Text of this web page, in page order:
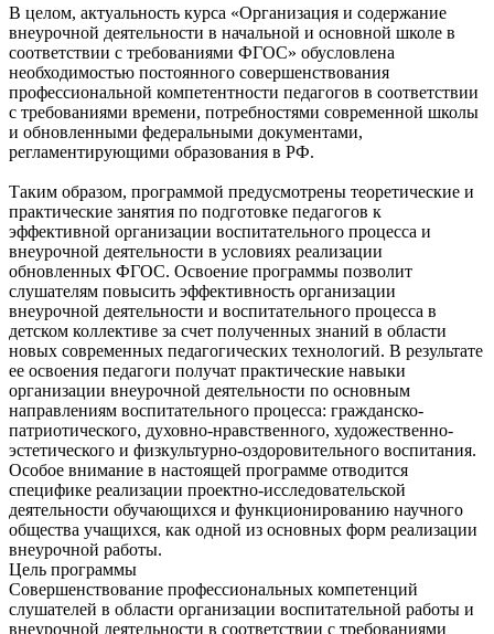
В целом, актуальность курса «Организация и содержание
внеурочной деятельности в начальной и основной школе в
соответствии с требованиями ФГОС» обусловлена
необходимостью постоянного совершенствования
профессиональной компетентности педагогов в соответствии
с требованиями времени, потребностями современной школы
и обновленными федеральными документами,
регламентирующими образования в РФ.
Таким образом, программой предусмотрены теоретические и
практические занятия по подготовке педагогов к
эффективной организации воспитательного процесса и
внеурочной деятельности в условиях реализации
обновленных ФГОС. Освоение программы позволит
слушателям повысить эффективность организации
внеурочной деятельности и воспитательного процесса в
детском коллективе за счет полученных знаний в области
новых современных педагогических технологий. В результате
ее освоения педагоги получат практические навыки
организации внеурочной деятельности по основным
направлениям воспитательного процесса: гражданско-
патриотического, духовно-нравственного, художественно-
эстетического и физкультурно-оздоровительного воспитания.
Особое внимание в настоящей программе отводится
специфике реализации проектно-исследовательской
деятельности обучающихся и функционированию научного
общества учащихся, как одной из основных форм реализации
внеурочной работы.
Цель программы
Совершенствование профессиональных компетенций
слушателей в области организации воспитательной работы и
внеурочной деятельности в соответствии с требованиями